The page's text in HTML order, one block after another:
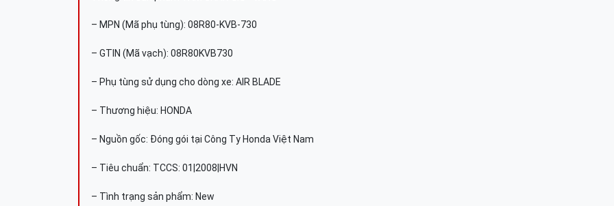
– MPN (Mã phụ tùng): 08R80-KVB-730
– GTIN (Mã vạch): 08R80KVB730
– Phụ tùng sử dụng cho dòng xe: AIR BLADE
– Thương hiệu: HONDA
– Nguồn gốc: Đóng gói tại Công Ty Honda Việt Nam
– Tiêu chuẩn: TCCS: 01|2008|HVN
– Tình trạng sản phẩm: New